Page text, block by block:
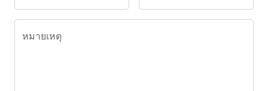
หมายเหตุ